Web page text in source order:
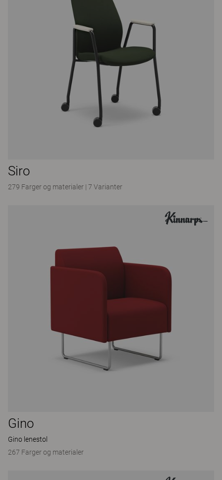
Siro
279 Farger og materialer | 7 Varianter
Gino
Gino lenestol
267 Farger og materialer